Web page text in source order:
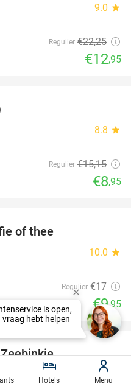
9.0 star
Regulier €22,25
€12,95
8.8 star
Regulier €15,15
€8,95
of thee
10.0 star
Regulier €17
€9 ,95
45%
favorite_border
9.5
Hotels Menu